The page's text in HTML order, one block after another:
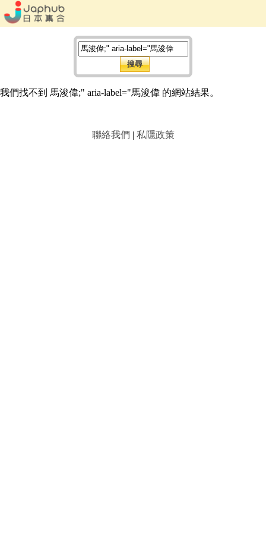
我們找不到 馬浚偉;" aria-label="馬浚偉 的網站結果。
聯絡我們 | 私隱政策